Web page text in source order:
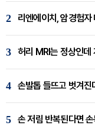
2 리엔에이치, 암경험자
3 허리 MRI는 정상인데
4 손발톱 들뜨고 벗겨
5